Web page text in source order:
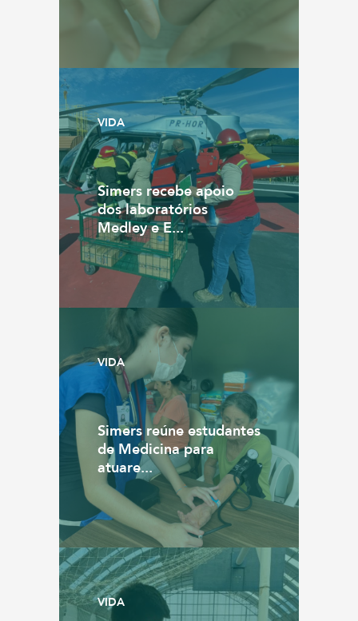
VIDA
Simers recebe apoio
dos laboratórios
Medley e E...
VIDA
Simers reúne estudantes
de Medicina para
atuare...
VIDA